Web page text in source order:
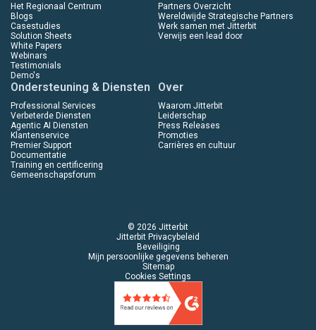
Het Regionaal Centrum
Blogs
Casestudies
Solution Sheets
White Papers
Webinars
Testimonials
Demo's
Partners Overzicht
Wereldwijde Strategische Partners
Werk samen met Jitterbit
Verwijs een lead door
Ondersteuning & Diensten
Professional Services
Verbeterde Diensten
Agentic AI Diensten
Klantenservice
Premier Support
Documentatie
Training en certificering
Gemeenschapsforum
Over
Waarom Jitterbit
Leiderschap
Press Releases
Promoties
Carrières en cultuur
© 2026 Jitterbit
Jitterbit Privacybeleid
Beveiliging
Mijn persoonlijke gegevens beheren
Sitemap
Cookies Settings